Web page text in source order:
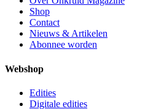
Shop
Contact
Nieuws & Artikelen
Abonnee worden
Webshop
Edities
Digitale edities